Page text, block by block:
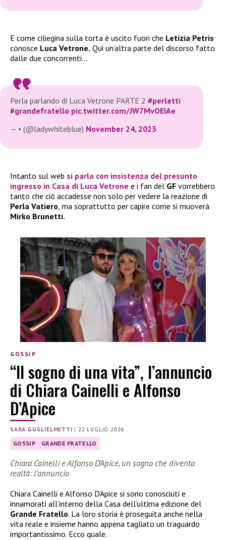
E come ciliegina sulla torta è uscito fuori che Letizia Petris
conosce Luca Vetrone. Qui un’altra parte del discorso fatto
dalle due concorrenti…
Perla parlando di Luca Vetrone PARTE 2 #perletti
#grandefratello pic.twitter.com/JW7MvOEIAe
— • (@ladywhiteblue) November 24, 2023
Intanto sul web si parla con insistenza del presunto
ingresso in Casa di Luca Vetrone e i fan del GF vorrebbero
tanto che ciò accadesse non solo per vedere la reazione di
Perla Vatiero, ma soprattutto per capire come si muoverà
Mirko Brunetti.
GOSSIP
“Il sogno di una vita”, l’annuncio
di Chiara Cainelli e Alfonso
D’Apice
SARA GUGLIELMETTI | 22 LUGLIO 2026
GOSSIP GRANDE FRATELLO
Chiara Cainelli e Alfonso D’Apice, un sogno che diventa
realtà: l’annuncio
Chiara Cainelli e Alfonso D’Apice si sono conosciuti e
innamorati all’interno della Casa dell’ultima edizione del
Grande Fratello. La loro storia è proseguita anche nella
vita reale e insieme hanno appena tagliato un traguardo
importantissimo. Ecco quale.